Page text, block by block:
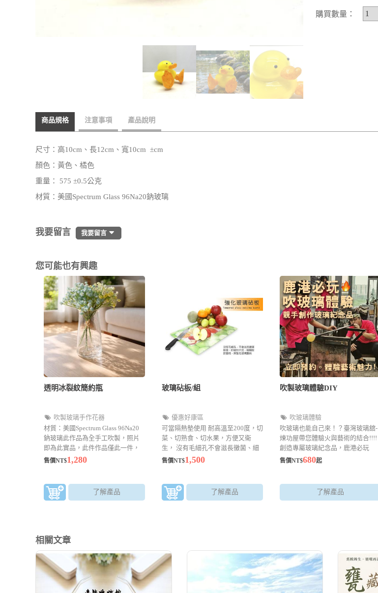
購買數量：
商品規格 注意事項 產品說明
尺寸：高10cm、長12cm、寬10cm ±cm
顏色：黃色、橘色
重量： 575 ±0.5公克
材質：美國Spectrum Glass 96Na20鈉玻璃
我要留言 我要留言
您可能也有興趣
透明冰裂紋簡約瓶
吹製玻璃手作花器
材質：美國Spectrum Glass 96Na20
鈉玻璃此作品為全手工吹製，照片
即為此實品，此件作品僅此一件，
獨一無二。包裝深色紙盒安全包
熔爐中，呈現麥芽糖的玻璃膏，並
從另一端進行吹氣來撐大玻璃體，
售價NT$1,280
了解產品
玻璃砧板/組
優惠好康區
可當隔熱墊使用 耐高溫至200度，切
菜、切熟食、切水果，方便又衛
生， 沒有毛細孔不會滋長黴菌、細
菌，且好清洗，背貼防爆模，安全
售價NT$1,500
了解產品
吹製玻璃體驗DIY
吹玻璃體驗
吹玻璃也能自己來！？臺灣玻璃舘-
煉功屋帶您體驗火與藝術的結合!!!!
創造專屬玻璃紀念品，鹿港必玩
DIY體驗活動。
售價NT$680起
了解產品
相關文章